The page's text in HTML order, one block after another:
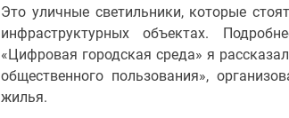
Это уличные светильники, которые
инфраструктурных объектах.
«Цифровая городская среда» я
общественного пользования»,
жилья.